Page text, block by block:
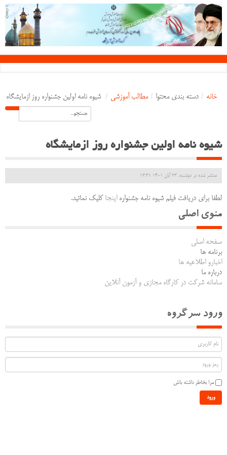
خانه / دسته بندی محتوا / مطالب آموزشی / شیوه نامه اولین جشنواره روز ازمایشگاه
شیوه نامه اولین جشنواره روز ازمایشگاه
منتشر شده در دوشنبه, 23 آبان 1401 13:31
لطفا برای دریافت فیلم شیوه نامه جشنوارهاینجا کلیک نمائید.
منوی اصلی
صفحه اصلی
برنامه ها
اخبارو اطلاعیه ها
درباره ما
سامانه شرکت در کارگاه مجازی و آزمون آنلاین
ورود سرگروه
مرا بخاطر داشته باش
ورود